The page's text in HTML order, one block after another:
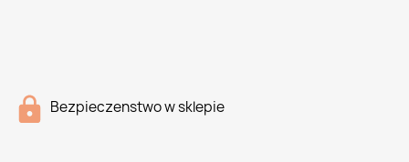
Bezpieczenstwo w sklepie